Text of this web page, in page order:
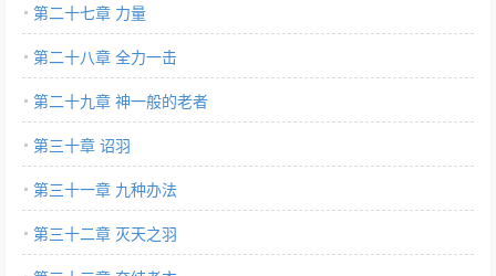
第二十七章 力量
第二十八章 全力一击
第二十九章 神一般的老者
第三十章 诏羽
第三十一章 九种办法
第三十二章 灭天之羽